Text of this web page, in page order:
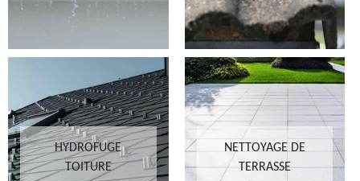
HYDROFUGE
TOITURE
NETTOYAGE DE
TERRASSE